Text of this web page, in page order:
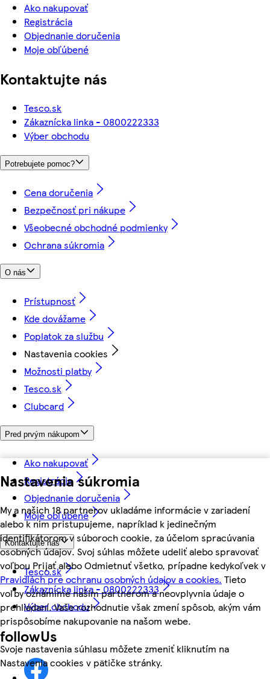
Nastavenia súkromia
My a našich 18 partnerov ukladáme informácie v zariadení
alebo k nim pristupujeme, napríklad k jedinečným
identifikátorom v súboroch cookie, za účelom spracúvania
osobných údajov. Svoj súhlas môžete udeliť alebo spravovať
voľbou Prijať alebo Odmietnuť všetko, prípadne kedykoľvek v
Pravidlách pre ochranu osobných údajov a cookies. Tieto
voľby oznámime našim partnerom a neovplyvnia údaje o
prehliadaní. Vaše rozhodnutie však zmení spôsob, akým vám
prispôsobíme nakupovanie na našom webe.
Svoje nastavenia súhlasu môžete zmeniť kliknutím na
Nastavenia cookies v pätičke stránky.
Ako nakupovať
Registrácia
Objednanie doručenia
Moje obľúbené
Kontaktujte nás
Tesco.sk
Zákaznícka linka - 0800222333
Výber obchodu
Potrebujete pomoc?
Cena doručenia
Bezpečnosť pri nákupe
Všeobecné obchodné podmienky
Ochrana súkromia
O nás
Prístupnosť
Kde dovážame
Poplatok za službu
Nastavenia cookies
Možnosti platby
Tesco.sk
Clubcard
Pred prvým nákupom
Ako nakupovať
Registrácia
Objednanie doručenia
Moje obľúbené
Kontaktujte nás
Tesco.sk
Zákaznícka linka - 0800222333
Výber obchodu
followUs